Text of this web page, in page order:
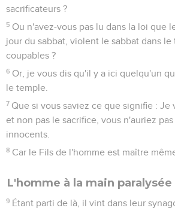
sacrificateurs ?
5 Ou n'avez-vous pas lu dans la loi que
jour du sabbat, violent le sabbat dans le
coupables ?
6 Or, je vous dis qu'il y a ici quelqu'un
le temple.
7 Que si vous saviez ce que signifie : Je
et non pas le sacrifice, vous n'auriez
innocents.
8 Car le Fils de l'homme est maître
L'homme à la main paralysée
9 Étant parti de là, il vint dans leur